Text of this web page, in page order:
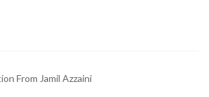
From Jamil Azzaini